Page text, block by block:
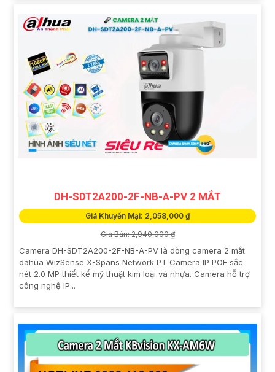
DH-SDT2A200-2F-NB-A-PV 2 MẮT
Giá Khuyến Mại: 2,058,000 ₫
Giá Bán: 2,940,000 ₫
Camera DH-SDT2A200-2F-NB-A-PV là dòng camera 2 mắt
dahua WizSense X-Spans Network PT Camera IP POE sắc
nét 2.0 MP thiết kế mỹ thuật kim loại và nhựa. Camera hỗ trợ
công nghệ IP...